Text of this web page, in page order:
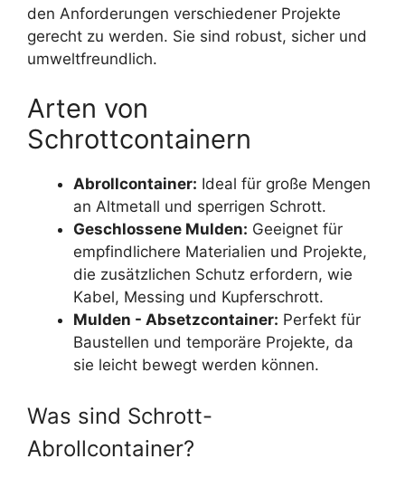
den Anforderungen verschiedener Projekte
gerecht zu werden. Sie sind robust, sicher und
umweltfreundlich.
Arten von
Schrottcontainern
Abrollcontainer: Ideal für große Mengen
an Altmetall und sperrigen Schrott.
Geschlossene Mulden: Geeignet für
empfindlichere Materialien und Projekte,
die zusätzlichen Schutz erfordern, wie
Kabel, Messing und Kupferschrott.
Mulden - Absetzcontainer: Perfekt für
Baustellen und temporäre Projekte, da
sie leicht bewegt werden können.
Was sind Schrott-
Abrollcontainer?